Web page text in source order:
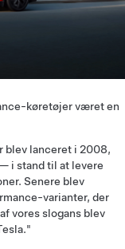
køretøjer været en
blev lanceret i 2008,
i stand til at levere
Senere blev
varianter, der
vores slogans blev